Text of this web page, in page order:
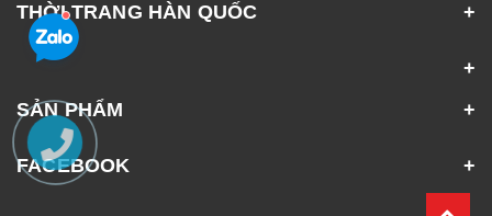
THỜI TRANG HÀN QUỐC
SẢN PHẨM
FACEBOOK